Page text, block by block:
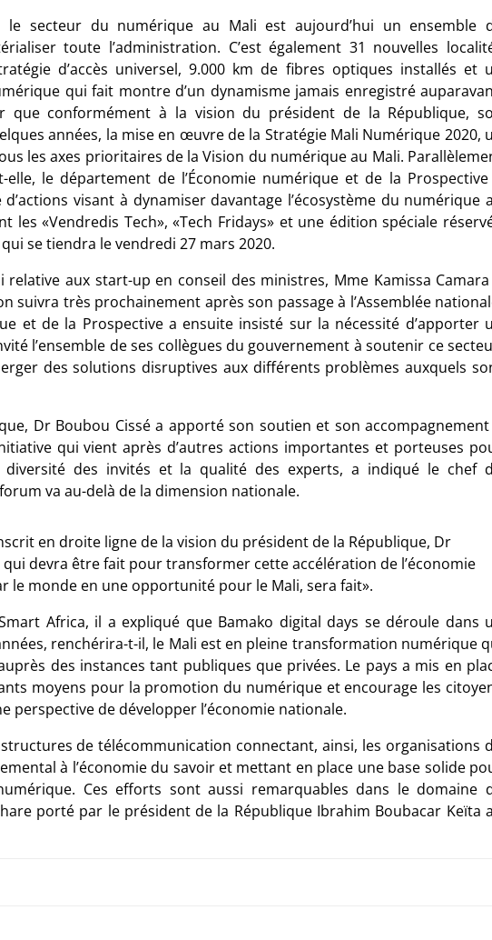
le secteur du numérique au Mali est aujourd’hui un ensemble
toute l’administration. C’est également 31 nouvelles
d’accès universel, 9.000 km de fibres optiques installés et
qui fait montre d’un dynamisme jamais enregistré
que conformément à la vision du président de la République,
années, la mise en œuvre de la Stratégie Mali Numérique 2020,
les axes prioritaires de la Vision du numérique au Mali.
le département de l’Économie numérique et de la Prospective
visant à dynamiser davantage l’écosystème du numérique
les «Vendredis Tech», «Tech Fridays» et une édition spéciale
se tiendra le vendredi 27 mars 2020.
aux start-up en conseil des ministres, Mme Kamissa
suivra très prochainement après son passage à l’Assemblée
et de la Prospective a ensuite insisté sur la nécessité d’apporter
l’ensemble de ses collègues du gouvernement à soutenir ce
des solutions disruptives aux différents problèmes auxquels
Dr Boubou Cissé a apporté son soutien et son
qui vient après d’autres actions importantes et porteuses
diversité des invités et la qualité des experts, a indiqué le chef
va au-delà de la dimension nationale.
en droite ligne de la vision du président de la République, Dr
devra être fait pour transformer cette accélération de l’économie
le monde en une opportunité pour le Mali, sera fait».
Africa, il a expliqué que Bamako digital days se déroule dans
renchérira-t-il, le Mali est en pleine transformation numérique
des instances tant publiques que privées. Le pays a mis en
moyens pour la promotion du numérique et encourage les
perspective de développer l’économie nationale.
de télécommunication connectant, ainsi, les organisations
à l’économie du savoir et mettant en place une base solide
Ces efforts sont aussi remarquables dans le domaine
porté par le président de la République Ibrahim Boubacar Keïta